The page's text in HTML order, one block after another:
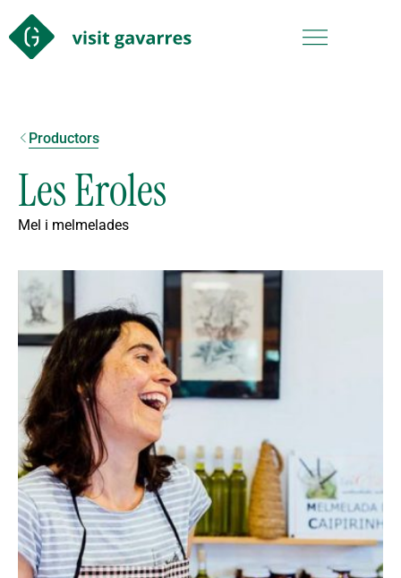
Productors
Les Eroles
Mel i melmelades